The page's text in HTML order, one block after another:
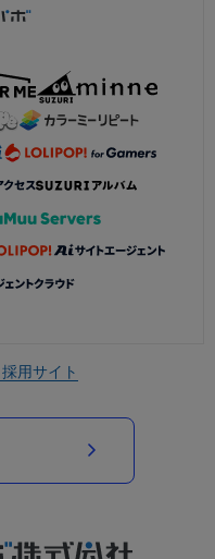
採用サイト